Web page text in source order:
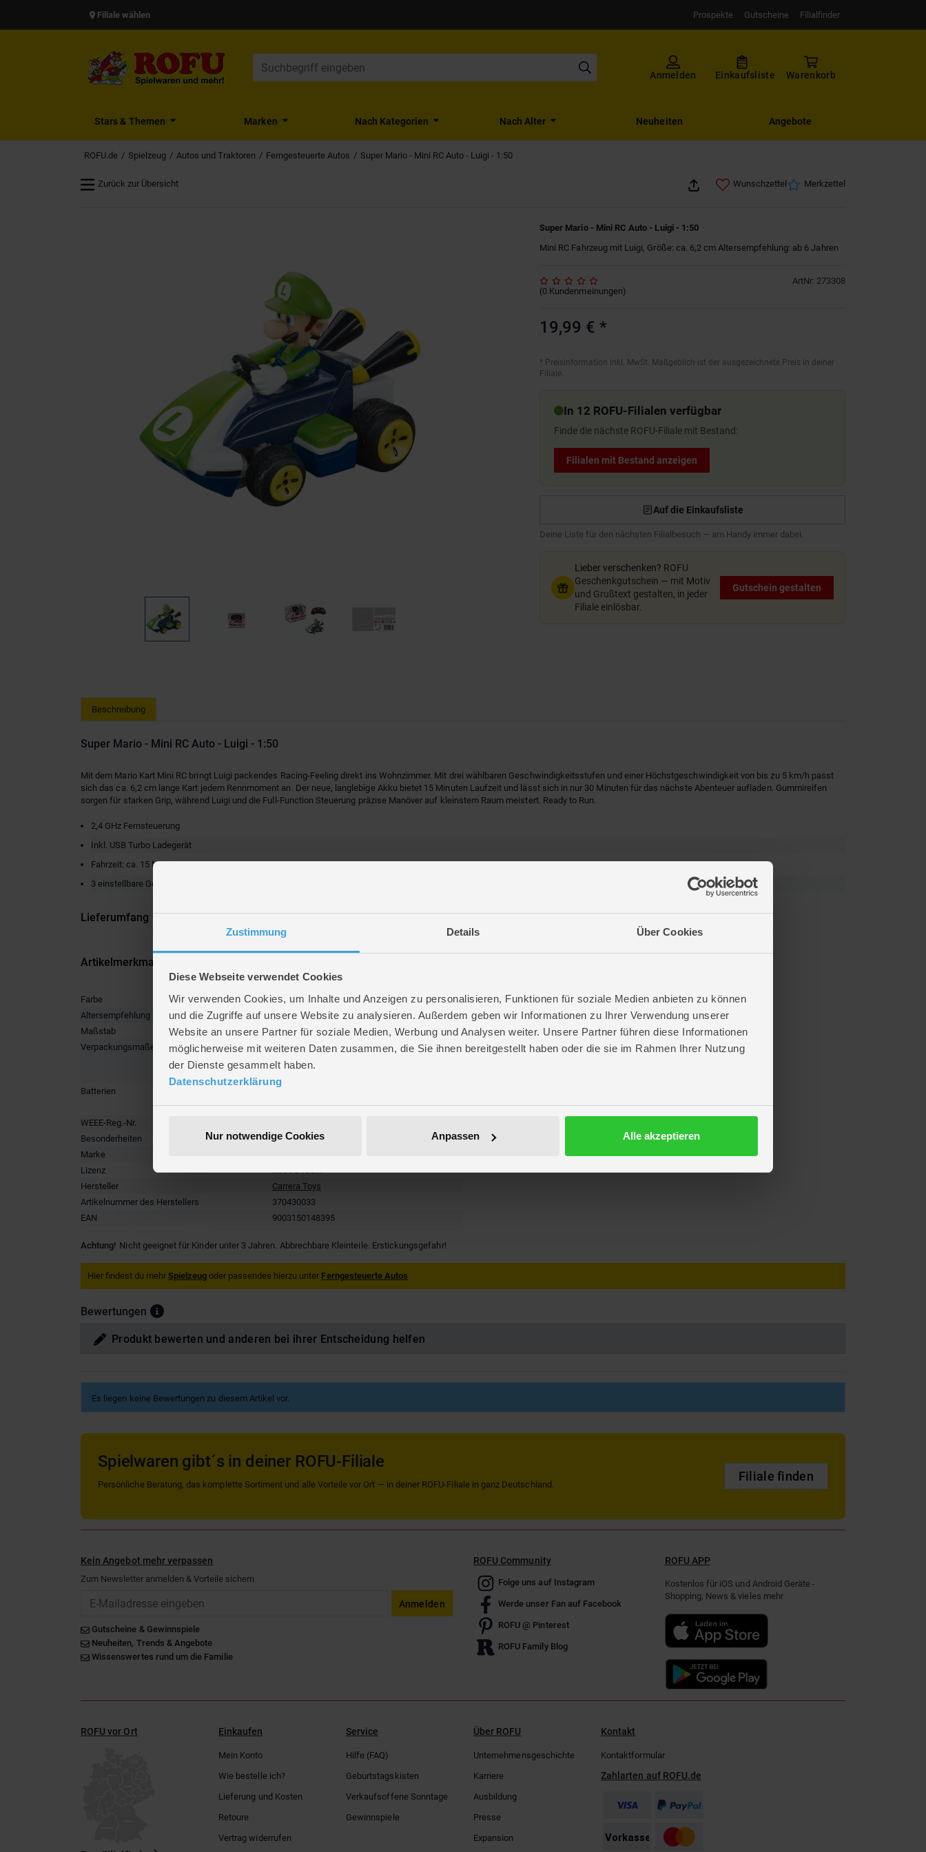
Zustimmung Details Über Cookies
Diese Webseite verwendet Cookies
Wir verwenden Cookies, um Inhalte und Anzeigen zu personalisieren, Funktionen für soziale Medien anbieten zu können
und die Zugriffe auf unsere Website zu analysieren. Außerdem geben wir Informationen zu Ihrer Verwendung unserer
Website an unsere Partner für soziale Medien, Werbung und Analysen weiter. Unsere Partner führen diese Informationen
möglicherweise mit weiteren Daten zusammen, die Sie ihnen bereitgestellt haben oder die sie im Rahmen Ihrer Nutzung
der Dienste gesammelt haben.
Datenschutzerklärung
Nur notwendige Cookies Anpassen Alle akzeptieren
Filiale wählen Prospekte Gutscheine Filialfinder
Anmelden Einkaufsliste Warenkorb
Stars & Themen Marken Nach Kategorien Nach Alter Neuheiten Angebote
ROFU.de Spielzeug Autos und Traktoren Ferngesteuerte Autos Super Mario - Mini RC Auto - Luigi - 1:50
Zurück zur Übersicht Wunschzettel Merkzettel
Super Mario - Mini RC Auto - Luigi - 1:50
Mini RC Fahrzeug mit Luigi, Größe: ca. 6,2 cm Altersempfehlung: ab 6 Jahren
ArtNr: 273308
(0 Kundenmeinungen)
19,99 € *
* Preisinformation inkl. MwSt. Maßgeblich ist der ausgezeichnete Preis in deiner
Filiale.
In 12 ROFU-Filialen verfügbar
Finde die nächste ROFU-Filiale mit Bestand:
Filialen mit Bestand anzeigen
Auf die Einkaufsliste
Deine Liste für den nächsten Filialbesuch — am Handy immer dabei.
Lieber verschenken? ROFU
Geschenkgutschein — mit Motiv
und Grußtext gestalten, in jeder
Filiale einlösbar.
Gutschein gestalten
Beschreibung
Super Mario - Mini RC Auto - Luigi - 1:50
Mit dem Mario Kart Mini RC bringt Luigi packendes Racing-Feeling direkt ins Wohnzimmer. Mit drei wählbaren Geschwindigkeitsstufen und einer Höchstgeschwindigkeit von bis zu 5 km/h passt
sich das ca. 6,2 cm lange Kart jedem Rennmoment an. Der neue, langlebige Akku bietet 15 Minuten Laufzeit und lässt sich in nur 30 Minuten für das nächste Abenteuer aufladen. Gummireifen
sorgen für starken Grip, während Luigi und die Full-Function Steuerung präzise Manöver auf kleinstem Raum meistert. Ready to Run.
2,4 GHz Fernsteuerung
Inkl. USB Turbo Ladegerät
Fahrzeit: ca. 15 Minuten
3 einstellbare Geschwindigkeits-Modi
Lieferumfang
Artikelmerkmale
Farbe
multicolor
Altersempfehlung
ab 6 Jahre
Maßstab
1:50
Verpackungsmaße
Länge ca. 13 cm
Breite ca. 17,4 cm
Höhe ca. 10,3 cm
Batterien
2 x LR03 Mignon AAA (enthalten)
WEEE-Reg.-Nr.
Besonderheiten
Elektronikartikel
Marke
Lizenz
MARIO KART
Hersteller
Carrera Toys
Artikelnummer des Herstellers
370430033
EAN
9003150148395
Achtung! Nicht geeignet für Kinder unter 3 Jahren. Abbrechbare Kleinteile. Erstickungsgefahr!
Hier findest du mehr Spielzeug oder passendes hierzu unter Ferngesteuerte Autos
Bewertungen
Produkt bewerten und anderen bei ihrer Entscheidung helfen
Es liegen keine Bewertungen zu diesem Artikel vor.
Spielwaren gibt´s in deiner ROFU-Filiale
Persönliche Beratung, das komplette Sortiment und alle Vorteile vor Ort — in deiner ROFU-Filiale in ganz Deutschland.
Filiale finden
Kein Angebot mehr verpassen
Zum Newsletter anmelden & Vorteile sichern
Anmelden
Gutscheine & Gewinnspiele
Neuheiten, Trends & Angebote
Wissenswertes rund um die Familie
ROFU Community
Folge uns auf Instagram
Werde unser Fan auf Facebook
ROFU @ Pinterest
ROFU Family Blog
ROFU APP
Kostenlos für iOS und Android Geräte -
Shopping, News & vieles mehr
ROFU vor Ort Einkaufen
Mein Konto
Wie bestelle ich?
Lieferung und Kosten
Retoure
Vertrag widerrufen
Service
Hilfe (FAQ)
Geburtstagskisten
Verkaufsoffene Sonntage
Gewinnspiele
Über ROFU
Unternehmensgeschichte
Karriere
Ausbildung
Presse
Expansion
Kontakt
Kontaktformular
Zahlarten auf ROFU.de